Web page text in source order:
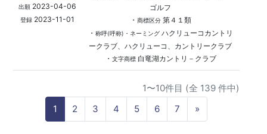
出願2023-04-06
登録2023-11-01
ゴルフ
・ 商標区分第４１類
・ 称呼(呼称)・ネーミングハクリューコカントリ
ークラブ、ハクリューコ、カントリークラブ
・ 文字商標白竜湖カントリ－クラブ
1〜10件目 (全 139 件中)
1
2 3 4 5 6 7 »
e